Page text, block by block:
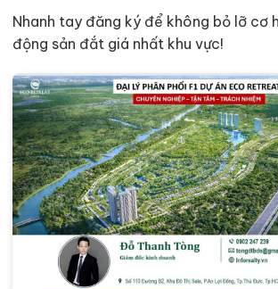
Nhanh tay đăng ký để không bỏ lỡ cơ
động sản đắt giá nhất khu vực!